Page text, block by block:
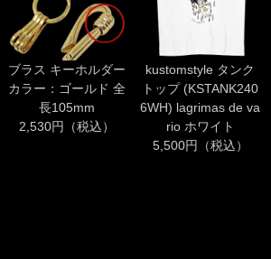
ブラス キーホルダー
カラー：ゴールド 全
長105mm
2,530円（税込）
kustomstyle タンク
トップ (KSTANK240
6WH) lagrimas de va
rio ホワイト
5,500円（税込）